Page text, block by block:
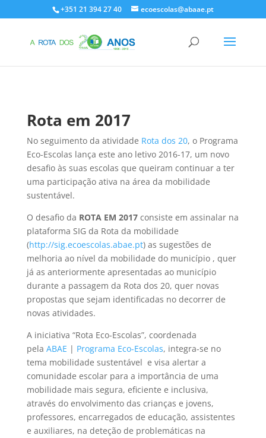
+351 21 394 27 40 ecoescolas@abaae.pt
Rota em 2017
No seguimento da atividade Rota dos 20, o Programa
Eco-Escolas lança este ano letivo 2016-17, um novo
desafio às suas escolas que queiram continuar a ter
uma participação ativa na área da mobilidade
sustentável.
O desafio da ROTA EM 2017consiste em assinalar na
plataforma SIG da Rota da mobilidade
(http://sig.ecoescolas.abae.pt) as sugestões de
melhoria ao nível da mobilidade do município , quer
já as anteriormente apresentadas ao município
durante a passagem da Rota dos 20, quer novas
propostas que sejam identificadas no decorrer de
novas atividades.
A iniciativa “Rota Eco-Escolas”, coordenada
pela ABAE | Programa Eco-Escolas, integra-se no
tema mobilidade sustentável e visa alertar a
comunidade escolar para a importância de uma
mobilidade mais segura, eficiente e inclusiva,
através do envolvimento das crianças e jovens,
professores, encarregados de educação, assistentes
e auxiliares, na deteção de problemáticas na